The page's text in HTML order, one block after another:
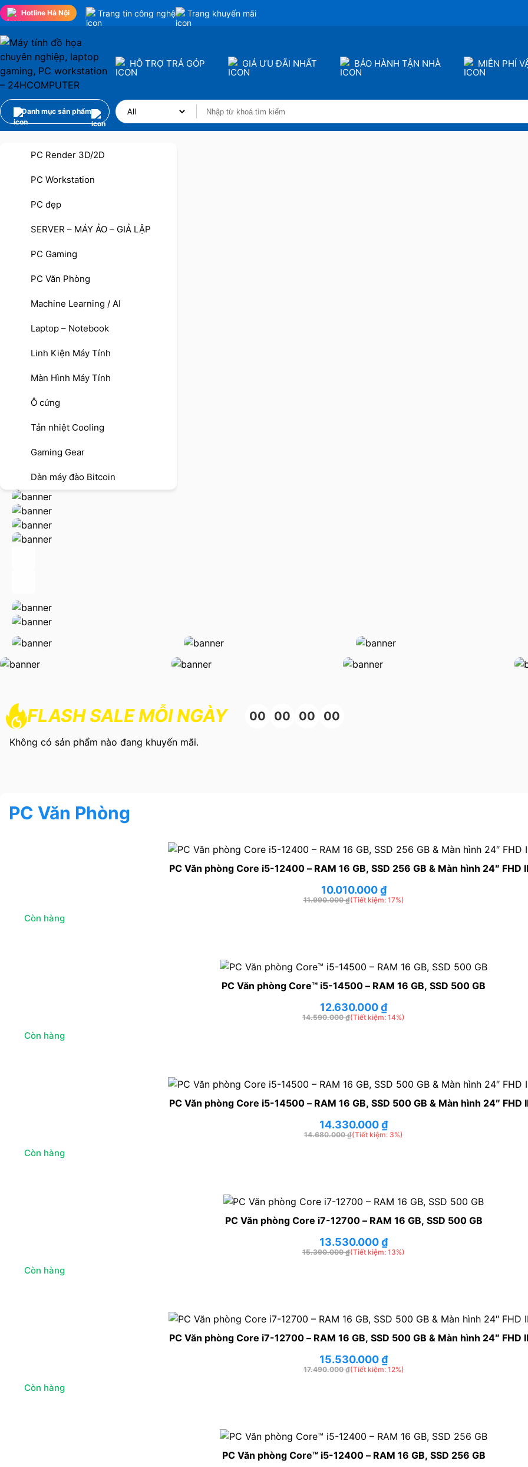
Hotline Hà Nội Trang tin công nghệ Trang khuyến mãi
HỖ TRỢ TRẢ GÓP GIÁ ƯU ĐÃI NHẤT BẢO HÀNH TẬN NHÀ MIỄN PHÍ
Danh mục sản phẩm
PC Render 3D/2D
PC Workstation
PC đẹp
SERVER – MÁY ẢO – GIẢ LẬP
PC Gaming
PC Văn Phòng
Machine Learning / AI
Laptop – Notebook
Linh Kiện Máy Tính
Màn Hình Máy Tính
Ô cứng
Tản nhiệt Cooling
Gaming Gear
Dàn máy đào Bitcoin
FLASH SALE MỖI NGÀY 00 00 00 00
Không có sản phẩm nào đang khuyến mãi.
PC Văn Phòng
PC Văn phòng Core i5-12400 – RAM 16 GB, SSD 256 GB & Màn hình 24″ FHD
(Tiết kiệm: 17%)
11.990.000₫
10.010.000₫
Còn hàng
PC Văn phòng Core™ i5-14500 – RAM 16 GB, SSD 500 GB
(Tiết kiệm: 14%)
14.590.000₫
12.630.000₫
Còn hàng
PC Văn phòng Core i5-14500 – RAM 16 GB, SSD 500 GB & Màn hình 24″ FHD
(Tiết kiệm: 3%)
14.680.000₫
14.330.000₫
Còn hàng
PC Văn phòng Core i7-12700 – RAM 16 GB, SSD 500 GB
(Tiết kiệm: 13%)
15.390.000₫
13.530.000₫
Còn hàng
PC Văn phòng Core i7-12700 – RAM 16 GB, SSD 500 GB & Màn hình 24″ FHD
(Tiết kiệm: 12%)
17.490.000₫
15.530.000₫
Còn hàng
PC Văn phòng Core™ i5-12400 – RAM 16 GB, SSD 256 GB